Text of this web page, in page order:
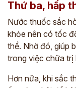
Thứ ba, hấp
Nước thuốc sắc
khỏe nên có tốc
thể. Nhờ đó, giúp
trong việc chữa trị
Hơn nữa, khi sắc